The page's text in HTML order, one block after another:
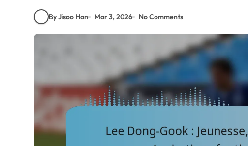
By Jisoo Han Mar 3, 2026 No Comments